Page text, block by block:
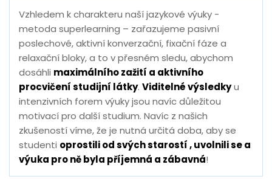
Vzhledem k charakteru naší jazykové výuky -
metoda superlearning – zařazujeme pasivní
poslechové, aktivní konverzační, fixační fáze a
relaxační bloky, a to v přesném sledu, abychom
dosáhli maximálního zažití a aktivního
procvičení studijní látky. Viditelné výsledkyu
intenzivních forem výuky jsou navíc důležitou
motivací pro další studium. Navíc z našich
zkušeností víme, že je nutná určitá doba, aby se
studenti oprostili od svých starostí , uvolnili se a
výuka pro ně byla příjemná a zábavná!